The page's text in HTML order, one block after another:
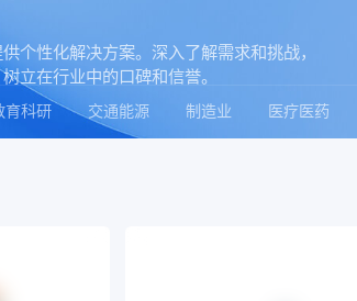
个性化解决方案。深入了解需求和挑战，
立在行业中的口碑和信誉。
育科研 交通能源 制造业 医疗医药